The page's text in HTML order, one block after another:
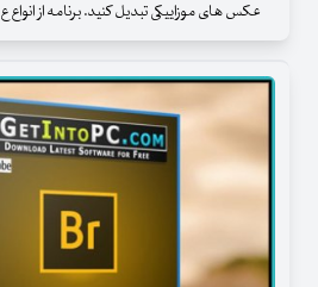
عکس های موزاییکی تبدیل کنید. برنامه از انواع ع